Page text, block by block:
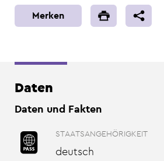
Merken
Daten
Daten und Fakten
STAATSANGEHÖRIGKEIT
deutsch